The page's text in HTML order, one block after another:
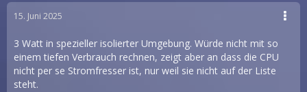
15. Juni 2025
3 Watt in spezieller isolierter Umgebung. Würde nicht mit so
einem tiefen Verbrauch rechnen, zeigt aber an dass die CPU
nicht per se Stromfresser ist, nur weil sie nicht auf der Liste
steht.